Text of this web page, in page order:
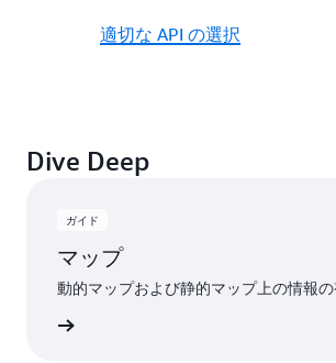
適切な API の選択
Dive Deep
ガイド
マップ
動的マップおよび静的マップ上の情報